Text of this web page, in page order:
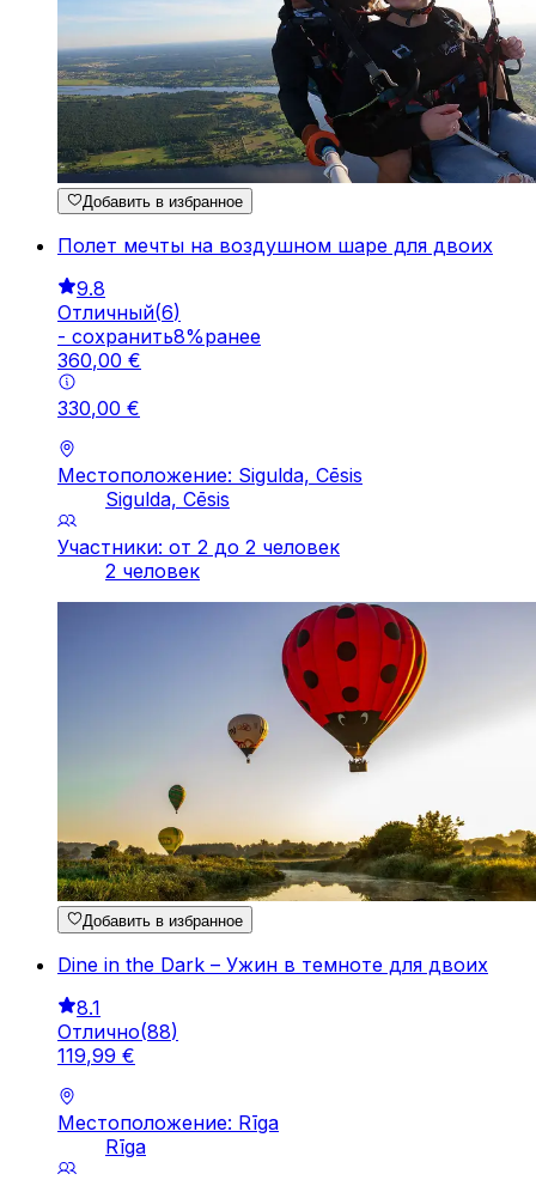
Добавить в избранное
Полет мечты на воздушном шаре для двоих
9.8
Отличный(6)
- cохранить8%ранее
360,00 €
330,00 €
Местоположение: Sigulda, Cēsis
Sigulda, Cēsis
Участники: от 2 до 2 человек
2 человек
Добавить в избранное
Dine in the Dark – Ужин в темноте для двоих
8.1
Отлично(88)
119,99 €
Местоположение: Rīga
Rīga